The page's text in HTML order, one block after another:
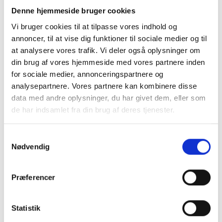
Denne hjemmeside bruger cookies
Vi bruger cookies til at tilpasse vores indhold og
annoncer, til at vise dig funktioner til sociale medier og til
at analysere vores trafik. Vi deler også oplysninger om
din brug af vores hjemmeside med vores partnere inden
for sociale medier, annonceringspartnere og
analysepartnere. Vores partnere kan kombinere disse
data med andre oplysninger, du har givet dem, eller som
de har indsamlet fra din brug af deres tjenester.
Nødvendig
Præferencer
Statistik
Køb trygt hos